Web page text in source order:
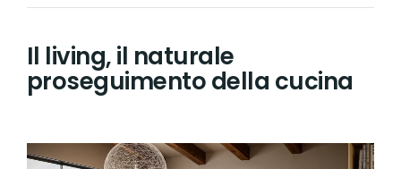
Il living, il naturale
proseguimento della cucina